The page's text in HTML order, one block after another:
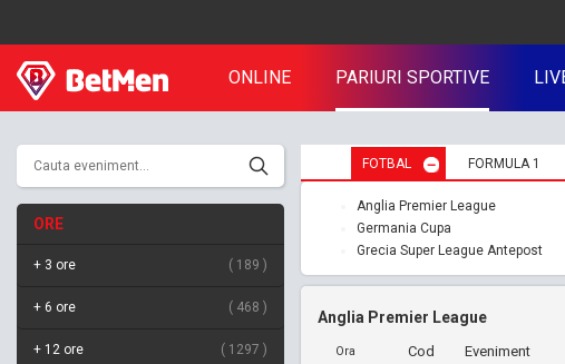
ONLINE PARIURI SPORTIVE
ORE
+ 3 ore 189
+ 6 ore 468
+ 12 ore 1297
FOTBAL FORMULA 1
Anglia Premier League
Germania Cupa
Grecia Super League Antepost
Anglia Premier League
Ora Cod Eveniment